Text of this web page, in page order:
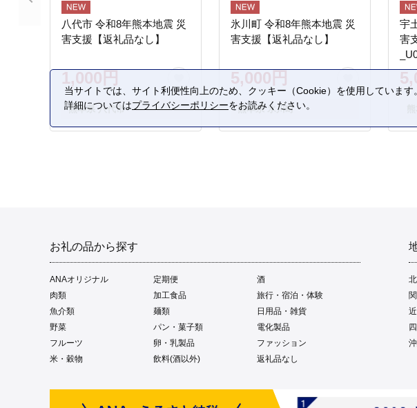
八代市 令和8年熊本地震 災
害支援【返礼品なし】
1,000円
熊本県 八代市
氷川町 令和8年熊本地震 災
害支援【返礼品なし】
5,000円
熊本県 氷川町
宇
害
お礼の品から探す
ANAオリジナル 定期便
酒
肉類
加工食品
旅行・宿泊・体験
魚介類
麺類
日用品・雑貨
野菜
パン・菓子類
電化製品
フルーツ
卵・乳製品
ファッション
米・穀物
飲料(酒以外) 返礼品なし
当サイトでは、サイト利便性向上のため、クッキー（Cookie）を使用していま
詳細についてはプライバシーポリシーをお読みください。